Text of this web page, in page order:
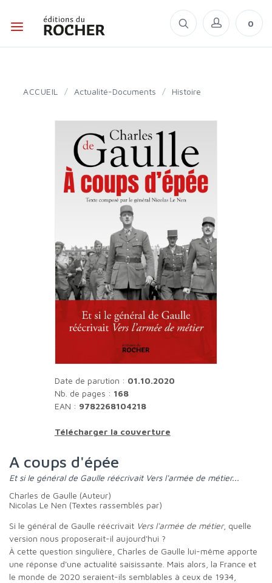
0
ACCUEIL / Actualité-Documents / Histoire
Date de parution : 01.10.2020
Nb. de pages : 168
EAN : 9782268104218
Télécharger la couverture
A coups d'épée
Et si le général de Gaulle réécrivait Vers l'armée de métier...
Charles de Gaulle (Auteur)
Nicolas Le Nen (Textes rassemblés par)
Si le général de Gaulle réécrivait Vers l'armée de métier, quelle
version nous proposerait-il aujourd'hui ?
À cette question singulière, Charles de Gaulle lui-même apporte
une réponse d'une actualité saisissante. Mais alors, la France et
le monde de 2020 seraient-ils semblables à ceux de 1934,